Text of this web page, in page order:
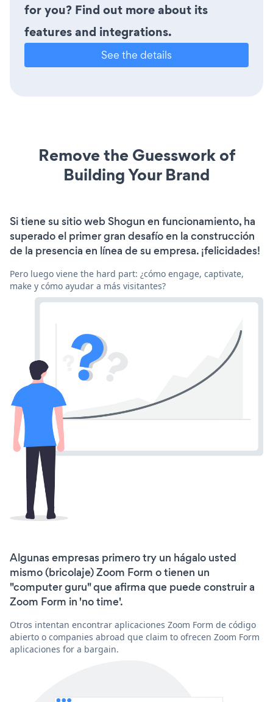
for you? Find out more about its
features and integrations.
See the details
Remove the Guesswork of
Building Your Brand
Si tiene su sitio web Shogun en funcionamiento, ha
superado el primer gran desafío en la construcción
de la presencia en línea de su empresa. ¡felicidades!
Pero luego viene the hard part: ¿cómo engage, captivate,
make y cómo ayudar a más visitantes?
Algunas empresas primero try un hágalo usted
mismo (bricolaje) Zoom Form o tienen un
"computer guru" que afirma que puede construir a
Zoom Form in 'no time'.
Otros intentan encontrar aplicaciones Zoom Form de código
abierto o companies abroad que claim to ofrecen Zoom Form
aplicaciones for a bargain.